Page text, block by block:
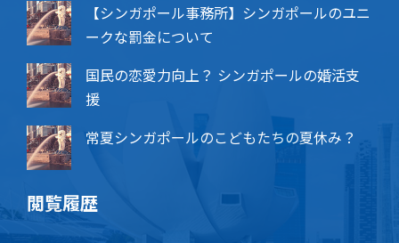
【シンガポール事務所】シンガポールのユニ
ークな罰金について
国民の恋愛力向上？ シンガポールの婚活支
援
常夏シンガポールのこどもたちの夏休み？
閲覧履歴